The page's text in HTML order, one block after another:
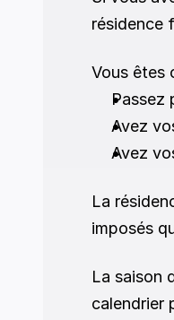
résidence
Vous êtes
Passez
Avez
Avez
La
imposés
La saison
calendrier